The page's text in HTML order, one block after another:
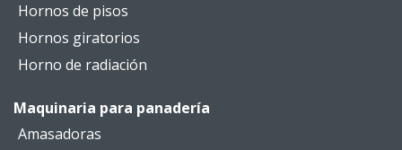
Hornos de pisos
Hornos giratorios
Horno de radiación
Maquinaria para panadería
Amasadoras